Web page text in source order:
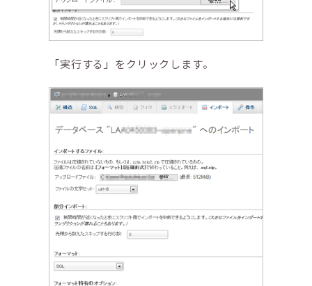
「実行する」をクリックします。